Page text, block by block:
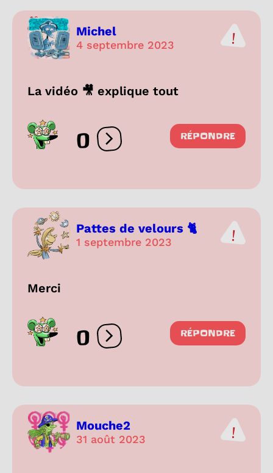
Michel
4 septembre 2023
La vidéo 🎥 explique tout
0 Ouvrir les réactions
RÉPONDRE
Pattes de velours 🐈
1 septembre 2023
Merci
0 Ouvrir les réactions
RÉPONDRE
Mouche2
31 août 2023